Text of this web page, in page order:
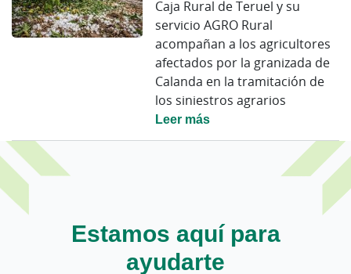
Caja Rural de Teruel y su
servicio AGRO Rural
acompañan a los agricultores
afectados por la granizada de
Calanda en la tramitación de
los siniestros agrarios
Leer más
Estamos aquí para
ayudarte